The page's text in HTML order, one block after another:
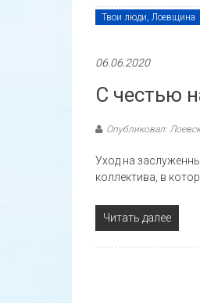
Твои люди, Лоевщина
06.06.2020
С честью
Опубликовал:
Уход на
коллектива, в
Читать далее